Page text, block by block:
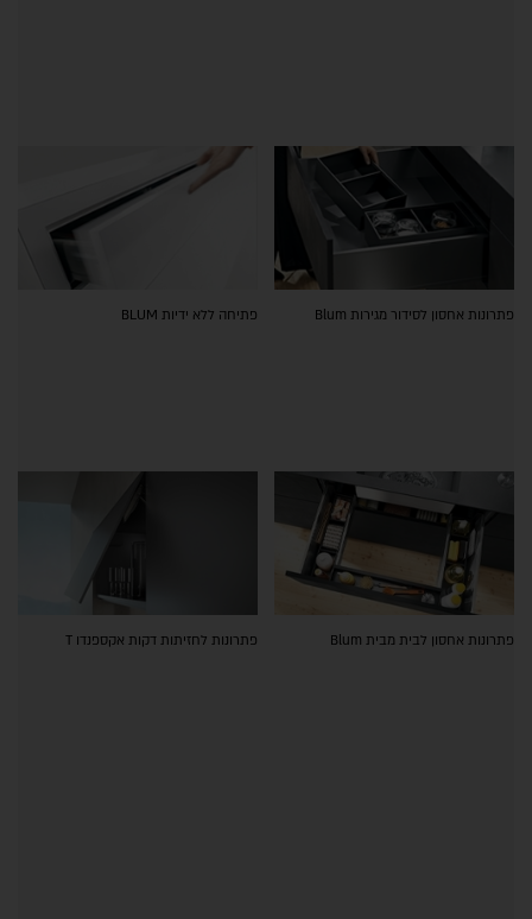
פתרונות אחסון לסידור מגירות Blum פתיחה ללא ידיות BLUM
פתרונות אחסון לבית מבית Blum פתרונות לחזיתות דקות אקספנדו T